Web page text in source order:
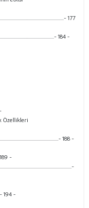
177
184 -
Özellikleri
188 -
189 -
194 -